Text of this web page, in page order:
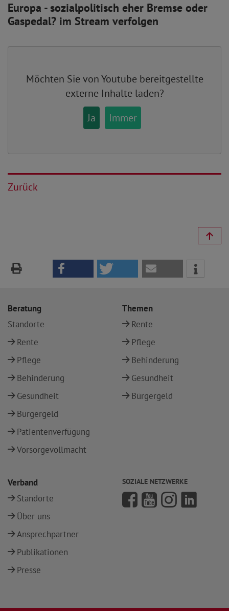
Europa - sozialpolitisch eher Bremse oder
Gaspedal? im Stream verfolgen
Möchten Sie vonYoutube bereitgestellte
externe Inhalte laden?
Ja
Immer
Zurück
Beratung
Standorte
Rente
Pflege
Behinderung
Gesundheit
Bürgergeld
Patientenverfügung
Vorsorgevollmacht
Themen
Rente
Pflege
Behinderung
Gesundheit
Bürgergeld
Verband
Standorte
Über uns
Ansprechpartner
Publikationen
Presse
SOZIALE NETZWERKE